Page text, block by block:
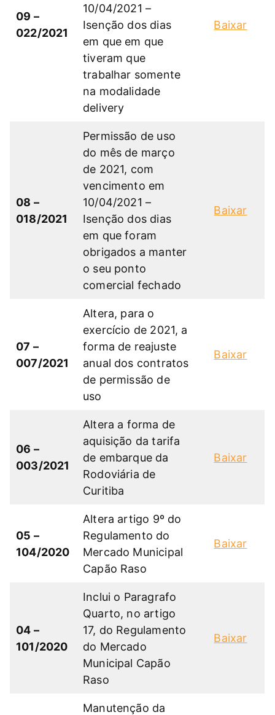
09 –
022/2021
10/04/2021 –
Isenção dos dias
em que em que
tiveram que
trabalhar somente
na modalidade
delivery
Baixar
08 –
018/2021
Permissão de uso
do mês de março
de 2021, com
vencimento em
10/04/2021 –
Isenção dos dias
em que foram
obrigados a manter
o seu ponto
comercial fechado
Baixar
07 –
007/2021
Altera, para o
exercício de 2021, a
forma de reajuste
anual dos contratos
de permissão de
uso
Baixar
06 –
003/2021
Altera a forma de
aquisição da tarifa
de embarque da
Rodoviária de
Curitiba
Baixar
05 –
104/2020
Altera artigo 9º do
Regulamento do
Mercado Municipal
Capão Raso
Baixar
04 –
101/2020
Inclui o Paragrafo
Quarto, no artigo
17, do Regulamento
do Mercado
Municipal Capão
Raso
Baixar
Manutenção da